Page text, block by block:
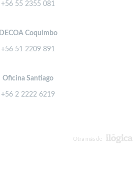
+56 55 2355 081
DECOA Coquimbo
+56 51 2209 891
Oficina Santiago
+56 2 2222 6219